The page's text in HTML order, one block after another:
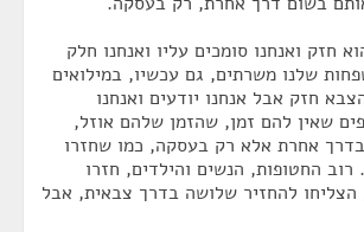
חזק ואנחנו סומכים עליו ואנחנו חלק
שלנו משרתים, גם עכשיו, במילואים
חזק אבל אנחנו יודעים ואנחנו
שאין להם זמן, שהזמן שלהם אוזל,
אחרת אלא רק בעסקה, כמו שחזרו
רוב החטופות, הנשים והילדים, חזרו
להחזיר שלושה בדרך צבאית, אבל